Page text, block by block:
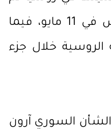
رسوها داخل ميناء طرطوس في 11 مايو، فيما
الروسية خلال جزء
السوري آرون